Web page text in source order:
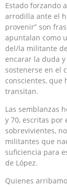
Estado forzando
arrodilla ante el
provenir” son
apuntalan como
del/la militante
encarar la duda
sostenerse en el
conscientes, que
transitan.
Las semblanzas
y 70, escritas por
sobrevivientes,
militantes que
suficiencia para
de López.
Quienes